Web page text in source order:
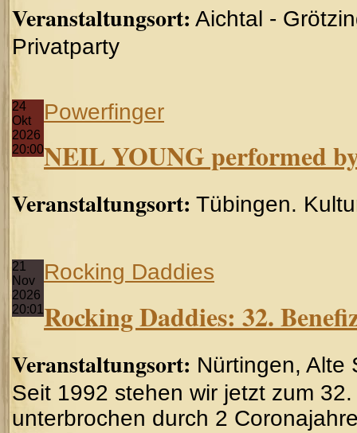
Veranstaltungsort: Aichtal -
Privatparty
24
Okt
2026
20:00
Powerfinger
NEIL YOUNG performed
Veranstaltungsort: Tübingen.
21
Nov
2026
20:01
Rocking Daddies
Rocking Daddies: 32.
Veranstaltungsort: Nürtingen, Alte
Seit 1992 stehen wir jetzt zum
unterbrochen durch 2